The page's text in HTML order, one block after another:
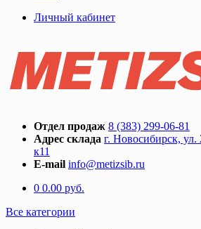
Личный кабинет
Отдел продаж 8 (383) 299-06-81
Адрес склада г. Новосибирск,
к11
E-mail info@metizsib.ru
0 0.00 руб.
Все категории